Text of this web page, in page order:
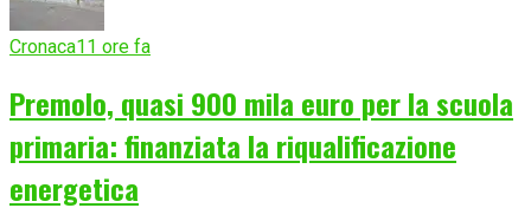
Cronaca11 ore fa
Premolo, quasi 900 mila euro per la scuola
primaria: finanziata la riqualificazione
energetica